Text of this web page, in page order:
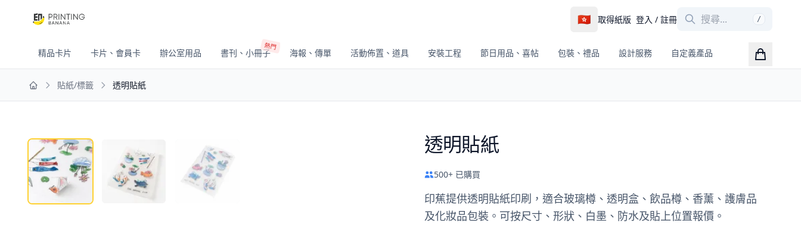
🇭🇰 取得紙版 登入 / 註冊 /
精品卡片 卡片、會員卡 辦公室用品 書刊、小冊子
熱門
海報、傳單 活動佈置、道具 安裝工程 節日用品、喜帖 包裝、禮品 設計服務 自定義產品
Home 貼紙/標籤 透明貼紙
透明貼紙
500+ 已購買
印蕉提供透明貼紙印刷，適合玻璃樽、透明盒、飲品樽、香薰、護膚品
及化妝品包裝。可按尺寸、形狀、白墨、防水及貼上位置報價。